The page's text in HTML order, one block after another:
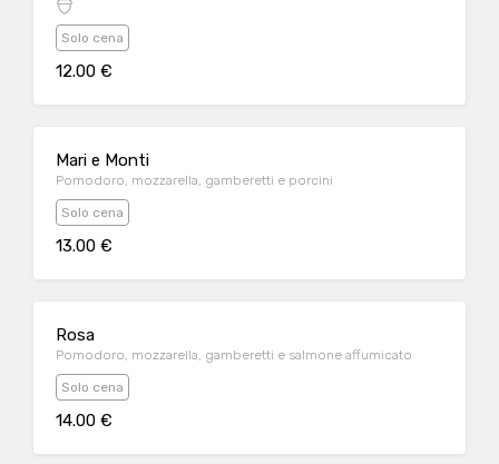
Solo cena
12.00 €
Mari e Monti
Pomodoro, mozzarella, gamberetti e porcini
Solo cena
13.00 €
Rosa
Pomodoro, mozzarella, gamberetti e salmone affumicato
Solo cena
14.00 €